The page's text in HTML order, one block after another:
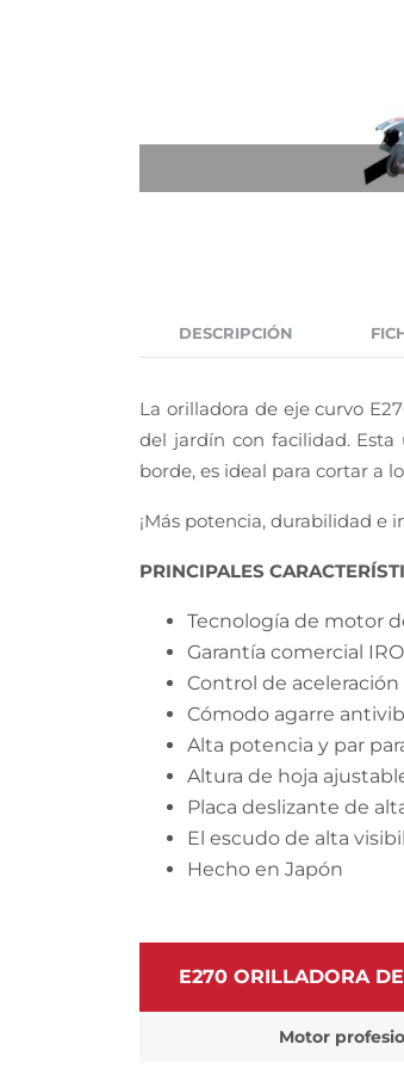
DESCRIPCIÓN
La orilladora de eje curvo
del jardín con facilidad.
borde, es ideal para cortar a
¡Más potencia, durabilidad e
PRINCIPALES
Tecnología de motor
Garantía comercial
Control de
Cómodo agarre
Alta potencia y par
Altura de hoja
Placa deslizante de
El escudo de alta
Hecho en Japón
E270 ORILLADORA
Motor